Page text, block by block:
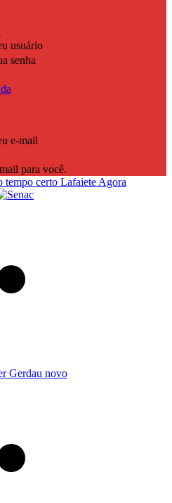
usuário
senha
e-mail
para você.
Lafaiete Agora